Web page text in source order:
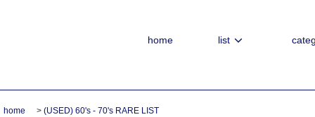
home list
home > (USED) 60's - 70's RARE LIST